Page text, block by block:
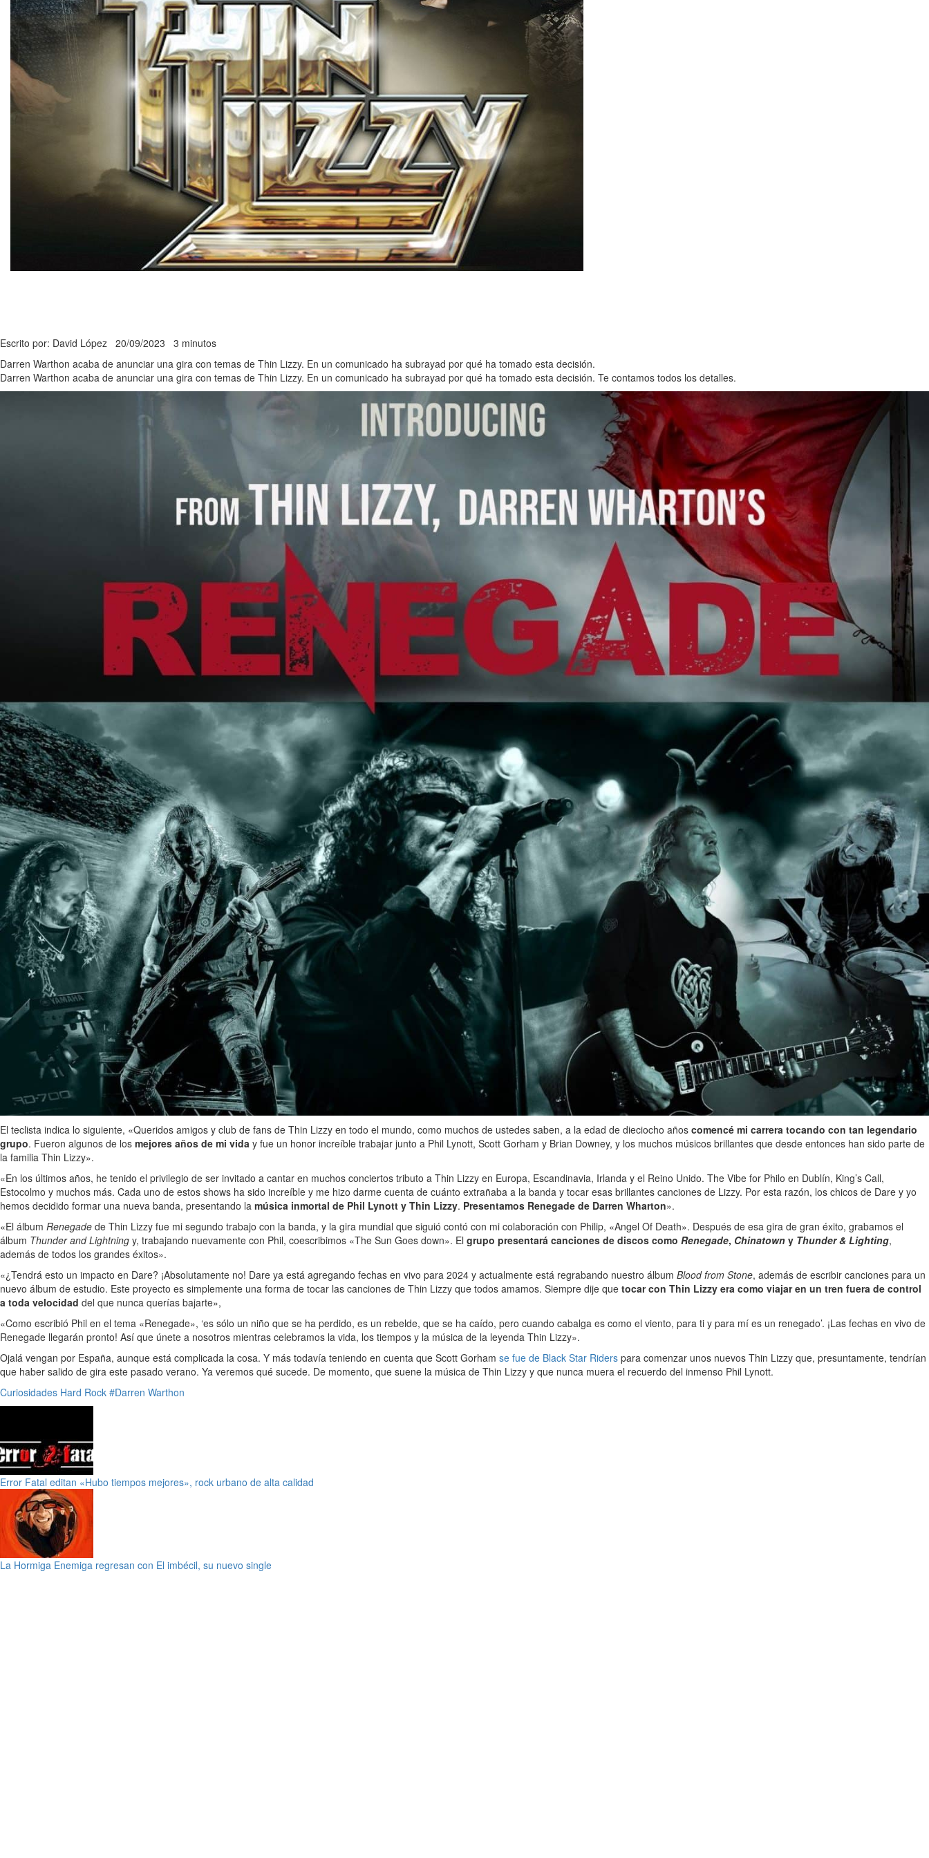
Escrito por: David López 20/09/2023 3 minutos
Darren Warthon acaba de anunciar una gira con temas de Thin Lizzy. En un comunicado ha subrayad por qué ha tomado esta decisión.
Darren Warthon acaba de anunciar una gira con temas de Thin Lizzy. En un comunicado ha subrayad por qué ha tomado esta decisión. Te contamos todos los detalles.
El teclista indica lo siguiente, «Queridos amigos y club de fans de Thin Lizzy en todo el mundo, como muchos de ustedes saben, a la edad de dieciocho años comencé mi carrera tocando con tan legendario
grupo. Fueron algunos de los mejores años de mi vida y fue un honor increíble trabajar junto a Phil Lynott, Scott Gorham y Brian Downey, y los muchos músicos brillantes que desde entonces han sido parte de
la familia Thin Lizzy».
«En los últimos años, he tenido el privilegio de ser invitado a cantar en muchos conciertos tributo a Thin Lizzy en Europa, Escandinavia, Irlanda y el Reino Unido. The Vibe for Philo en Dublín, King’s Call,
Estocolmo y muchos más. Cada uno de estos shows ha sido increíble y me hizo darme cuenta de cuánto extrañaba a la banda y tocar esas brillantes canciones de Lizzy. Por esta razón, los chicos de Dare y yo
hemos decidido formar una nueva banda, presentando la música inmortal de Phil Lynott y Thin Lizzy. Presentamos Renegade de Darren Wharton».
«El álbum Renegade de Thin Lizzy fue mi segundo trabajo con la banda, y la gira mundial que siguió contó con mi colaboración con Philip, «Angel Of Death». Después de esa gira de gran éxito, grabamos el
álbum Thunder and Lightning y, trabajando nuevamente con Phil, coescribimos «The Sun Goes down». El grupo presentará canciones de discos como Renegade, Chinatown y Thunder & Lighting,
además de todos los grandes éxitos».
«¿Tendrá esto un impacto en Dare? ¡Absolutamente no! Dare ya está agregando fechas en vivo para 2024 y actualmente está regrabando nuestro álbum Blood from Stone, además de escribir canciones para un
nuevo álbum de estudio. Este proyecto es simplemente una forma de tocar las canciones de Thin Lizzy que todos amamos. Siempre dije que tocar con Thin Lizzy era como viajar en un tren fuera de control
a toda velocidad del que nunca querías bajarte»,
«Como escribió Phil en el tema «Renegade», ‘es sólo un niño que se ha perdido, es un rebelde, que se ha caído, pero cuando cabalga es como el viento, para ti y para mí es un renegado’. ¡Las fechas en vivo de
Renegade llegarán pronto! Así que únete a nosotros mientras celebramos la vida, los tiempos y la música de la leyenda Thin Lizzy».
Ojalá vengan por España, aunque está complicada la cosa. Y más todavía teniendo en cuenta que Scott Gorham se fue de Black Star Riders para comenzar unos nuevos Thin Lizzy que, presuntamente, tendrían
que haber salido de gira este pasado verano. Ya veremos qué sucede. De momento, que suene la música de Thin Lizzy y que nunca muera el recuerdo del inmenso Phil Lynott.
Curiosidades Hard Rock #Darren Warthon
Error Fatal editan «Hubo tiempos mejores», rock urbano de alta calidad
La Hormiga Enemiga regresan con El imbécil, su nuevo single